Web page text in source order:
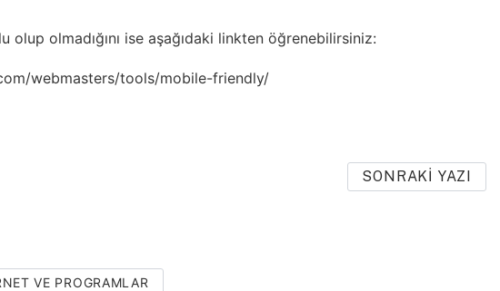
olup olmadığını ise aşağıdaki linkten öğrenebilirsiniz:
webmasters/tools/mobile-friendly/
SONRAKI YAZI
VE PROGRAMLAR